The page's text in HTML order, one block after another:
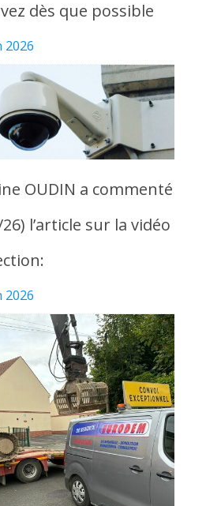
dès que possible
2026
OUDIN a commenté
l’article sur la vidéo
2026